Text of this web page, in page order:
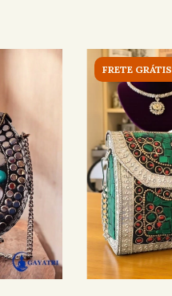
FRETE GRÁTIS